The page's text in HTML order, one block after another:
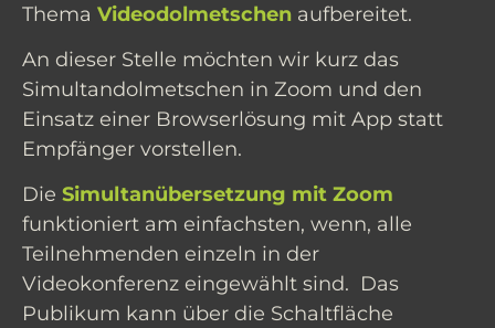
Thema Videodolmetschen aufbereitet.
An dieser Stelle möchten wir kurz das
Simultandolmetschen in Zoom und den
Einsatz einer Browserlösung mit App statt
Empfänger vorstellen.
Die Simultanübersetzung mit Zoom
funktioniert am einfachsten, wenn, alle
Teilnehmenden einzeln in der
Videokonferenz eingewählt sind. Das
Publikum kann über die Schaltfläche